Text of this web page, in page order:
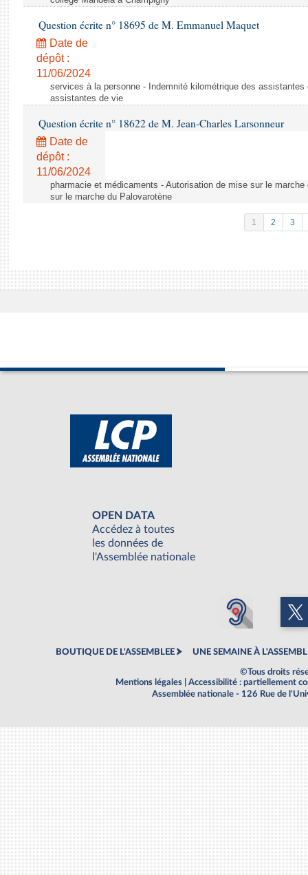
Question écrite n° 18695 de M. Emmanuel Maquet
Date de
dépôt :
11/06/2024
services à la personne - Indemnité kilométrique des
assistantes de vie
Question écrite n° 18622 de M. Jean-Charles Larsonneur
Date de
dépôt :
11/06/2024
pharmacie et médicaments - Autorisation de mise sur le
sur le marche du Palovarotène
1 2 3
OPEN DATA
Accédez à toutes
les données de
l'Assemblée nationale
BOUTIQUE DE L'ASSEMBLEE UNE SEMAINE À
©Tous droits
Mentions légales
Accessibilité : partiellement
Assemblée nationale - 126 Rue de